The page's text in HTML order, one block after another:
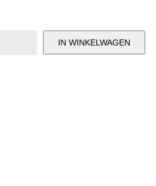
IN WINKELWAGEN